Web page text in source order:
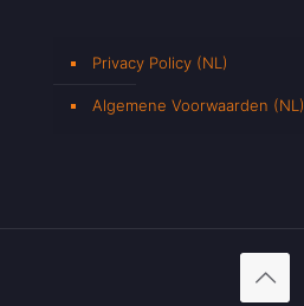
Privacy Policy (NL)
Algemene Voorwaarden (NL)